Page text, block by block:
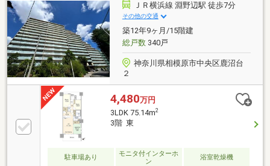
ＪＲ横浜線 淵野辺駅 徒歩7分
その他の交通
築12年9ヶ月/15階建
総戸数340戸
神奈川県相模原市中央区鹿沼台
２
4,480万円
3LDK 75.14m2
3階 東
駐車場あり
モニタ付インターホ
ン
浴室乾燥機